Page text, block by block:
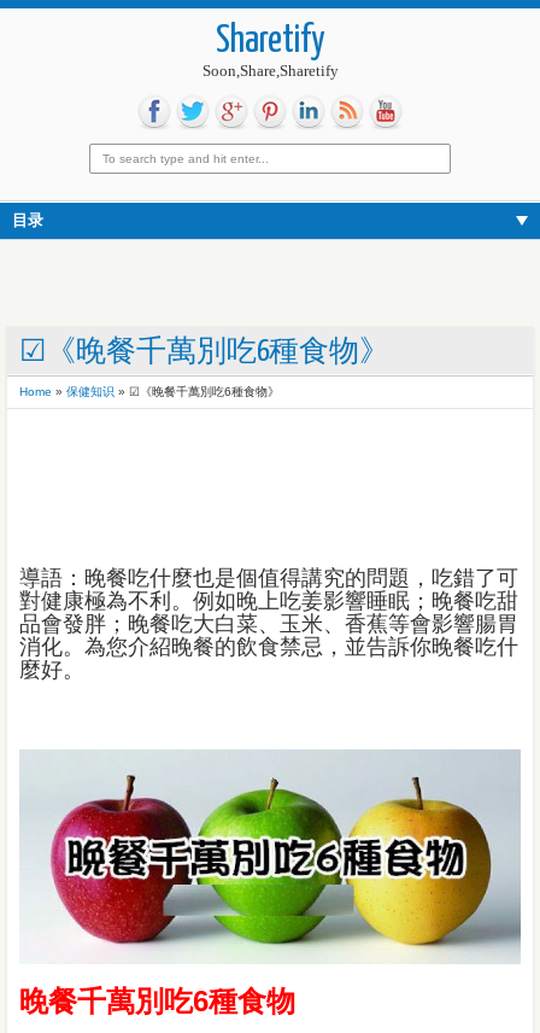
Sharetify
Soon,Share,Sharetify
目录
☑《晚餐千萬別吃6種食物》
Home » 保健知识 » ☑《晚餐千萬別吃6種食物》
導語：晚餐吃什麼也是個值得講究的問題，吃錯了可
對健康極為不利。例如晚上吃姜影響睡眠；晚餐吃甜
品會發胖；晚餐吃大白菜、玉米、香蕉等會影響腸胃
消化。為您介紹晚餐的飲食禁忌，並告訴你晚餐吃什
麼好。
晚餐千萬別吃6種食物